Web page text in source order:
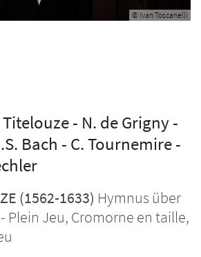
© Ivan Toscanelli
- N. de Grigny -
Bach - C. Tournemire -
(1562-1633) Hymnus über
Plein Jeu, Cromorne en taille,